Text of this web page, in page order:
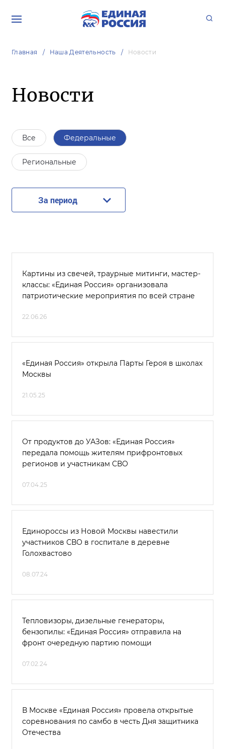
Главная Наша Деятельность Новости
Новости
Все Федеральные
Региональные
За период
Картины из свечей, траурные митинги, мастер-
классы: «Единая Россия» организовала
патриотические мероприятия по всей стране
22.06.26
«Единая Россия» открыла Парты Героя в школах
Москвы
21.05.25
От продуктов до УАЗов: «Единая Россия»
передала помощь жителям прифронтовых
регионов и участникам СВО
07.04.25
Единороссы из Новой Москвы навестили
участников СВО в госпитале в деревне
Голохвастово
08.07.24
Тепловизоры, дизельные генераторы,
бензопилы: «Единая Россия» отправила на
фронт очередную партию помощи
07.02.24
В Москве «Единая Россия» провела открытые
соревнования по самбо в честь Дня защитника
Отечества